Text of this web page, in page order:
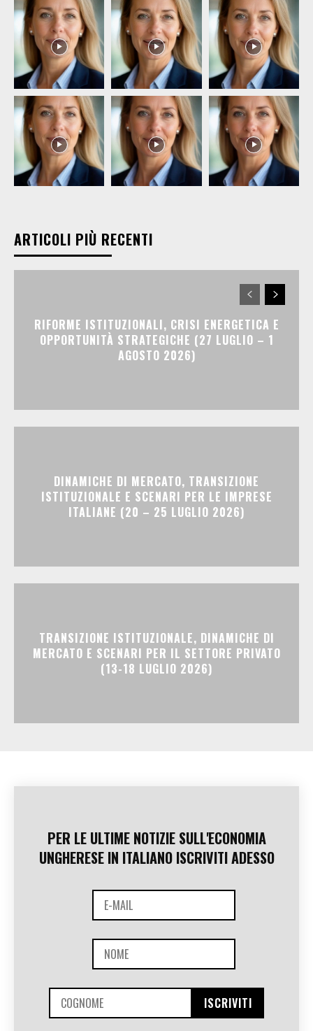
ARTICOLI PIÙ RECENTI
RIFORME ISTITUZIONALI, CRISI ENERGETICA E
OPPORTUNITÀ STRATEGICHE (27 LUGLIO – 1
AGOSTO 2026)
DINAMICHE DI MERCATO, TRANSIZIONE
ISTITUZIONALE E SCENARI PER LE IMPRESE
ITALIANE (20 – 25 LUGLIO 2026)
TRANSIZIONE ISTITUZIONALE, DINAMICHE DI
MERCATO E SCENARI PER IL SETTORE PRIVATO
(13-18 LUGLIO 2026)
PER LE ULTIME NOTIZIE SULL'ECONOMIA
UNGHERESE IN ITALIANO ISCRIVITI ADESSO